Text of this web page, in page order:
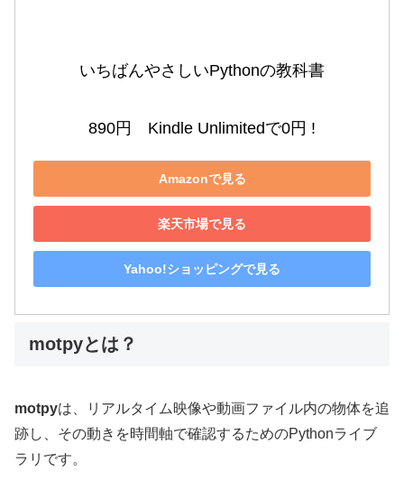
いちばんやさしいPythonの教科書
890円　Kindle Unlimitedで0円 !
Amazonで見る
楽天市場で見る
Yahoo!ショッピングで見る
motpyとは？
motpyは、リアルタイム映像や動画ファイル内の物体を追
跡し、その動きを時間軸で確認するためのPythonライブ
ラリです。